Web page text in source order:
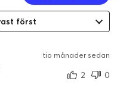
först
tio månader sedan
2
0